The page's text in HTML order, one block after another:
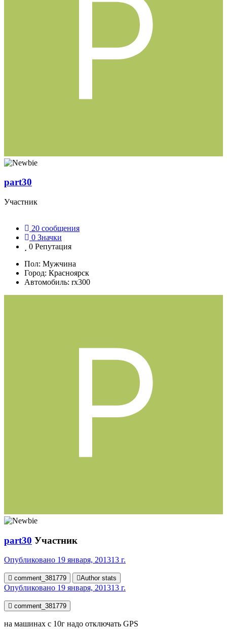
part30
Участник
20 сообщения
0 Значки
0 Репутация
Пол: Мужчина
Город: Красноярск
Автомобиль: rx300
part30 Участник
Опубликовано 19 января, 201313 г.
comment_381779 Author stats
Опубликовано 19 января, 201313 г.
comment_381779
на машинах с 10г надо отключать GPS